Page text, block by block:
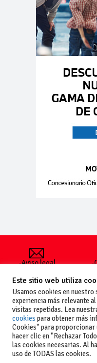
-Aviso legal
generales
de uso
-Política de
privacidad
-Política de
cookies
-
-
Este sitio web utiliza
Usamos cookies en
experiencia más relevante
visitas repetidas. Lea
cookies para obtener más
Cookies" para
hacer clic en "Rechazar
las cookies necesarias. Al
uso de TODAS las cookies.